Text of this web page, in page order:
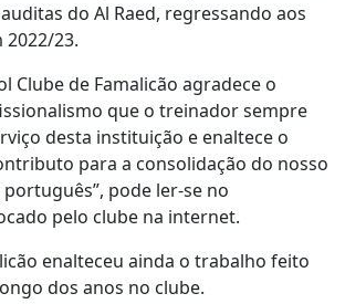
do Al Raed, regressando aos
2022/23.
Clube de Famalicão agradece o
que o treinador sempre
desta instituição e enaltece o
para a consolidação do nosso
pode ler-se no
pelo clube na internet.
enalteceu ainda o trabalho feito
dos anos no clube.